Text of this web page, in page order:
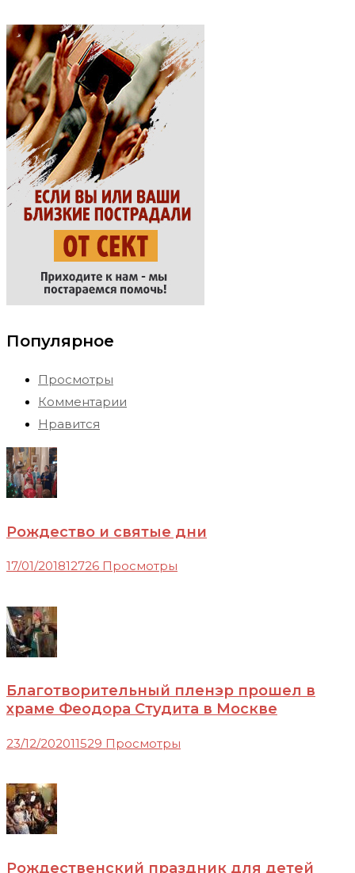
Популярное
Просмотры
Комментарии
Нравится
Рождество и святые дни
17/01/201812726 Просмотры
Благотворительный пленэр прошел в
храме Феодора Студита в Москве
23/12/202011529 Просмотры
Рождественский праздник для детей